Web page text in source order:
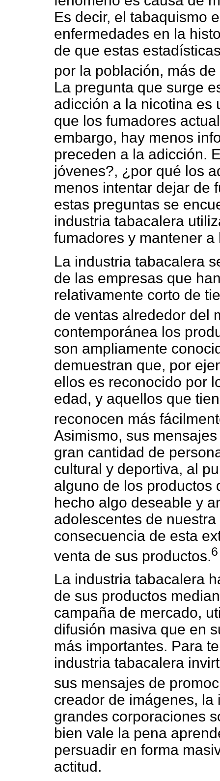
Es decir, el tabaquismo
enfermedades en la
de que estas
por la población, más
La pregunta que surge
adicción a la nicotina es
que los fumadores
embargo, hay menos
preceden a la adicción.
jóvenes?, ¿por qué los
menos intentar dejar de
estas preguntas se
industria tabacalera
fumadores y mantener a
La industria tabacalera
de las empresas que
relativamente corto de
de ventas alrededor del
contemporánea los
son ampliamente
demuestran que, por
ellos es reconocido por
edad, y aquellos que
reconocen más
Asimismo, sus
gran cantidad de
cultural y deportiva, al
alguno de los productos
hecho algo deseable y
adolescentes de
consecuencia de esta
venta de sus productos.6
La industria tabacalera
de sus productos
campaña de mercado,
difusión masiva que en
más importantes. Para
industria tabacalera
sus mensajes de
creador de imágenes,
grandes corporaciones
bien vale la pena
persuadir en forma
actitud.